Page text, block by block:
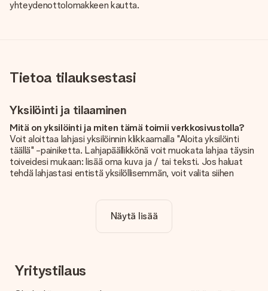
yhteydenottolomakkeen kautta.
Tietoa tilauksestasi
Yksilöinti ja tilaaminen
Mitä on yksilöinti ja miten tämä toimii verkkosivustolla?
Voit aloittaa lahjasi yksilöinnin klikkaamalla "Aloita yksilöinti
täällä" -painiketta. Lahjapäällikkönä voit muokata lahjaa täysin
toiveidesi mukaan: lisää oma kuva ja / tai teksti. Jos haluat
tehdä lahjastasi entistä yksilöllisemmän, voit valita siihen
Sisältyykö yksilöinti hintaan?
Sivustolla näkyvä hinta sisältää lahjasi yksilöinnin. Hauskaa ja
Haluamme varmistaa, että olet täysin tyytyväinen lahjaasi.
Siksi on tärkeää käyttää korkealaatuisia valokuvia. Jos olet
Näytä lisää
Yritystilaus